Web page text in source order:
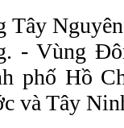
Tây
- Vùng
phố Hồ
và Tây